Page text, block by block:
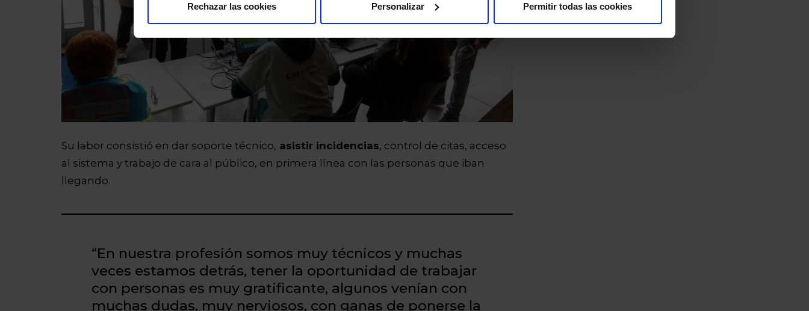
Rechazar las cookies Personalizar Permitir todas las cookies
Su labor consistió en dar soporte técnico, asistir incidencias, control de citas, acceso
al sistema y trabajo de cara al público, en primera línea con las personas que iban
llegando.
“En nuestra profesión somos muy técnicos y muchas
veces estamos detrás, tener la oportunidad de trabajar
con personas es muy gratificante, algunos venían con
muchas dudas, muy nerviosos, con ganas de ponerse la